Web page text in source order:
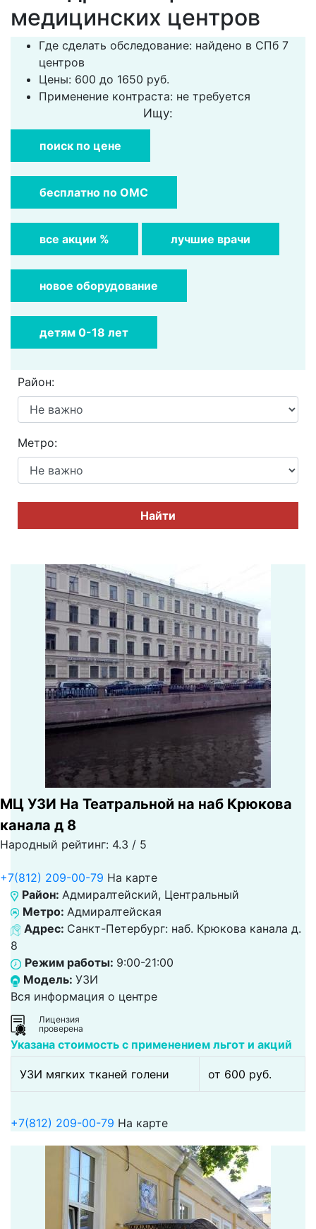
медицинских центров
Где сделать обследование: найдено в СПб 7
центров
Цены: 600 до 1650 руб.
Применение контраста: не требуется
Ищу:
поиск по цене
бесплатно по ОМС
все акции % лучшие врачи
новое оборудование
детям 0-18 лет
Район:
Метро:
Найти
МЦ УЗИ На Театральной на наб Крюкова
канала д 8
Народный рейтинг: 4.3 / 5
+7(812) 209-00-79 На карте
Район: Адмиралтейский, Центральный
Метро: Адмиралтейская
Адрес: Санкт-Петербург: наб. Крюкова канала д.
8
Режим работы: 9:00-21:00
Модель: УЗИ
Вся информация о центре
Лицензия
проверена
Указана стоимость с применением льгот и акций
УЗИ мягких тканей голени от 600 pуб.
+7(812) 209-00-79 На карте